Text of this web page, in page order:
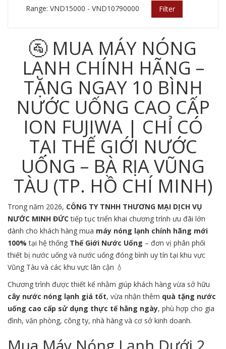
Range: VND15000 - VND10790000 Filter
🚰 MUA MÁY NÓNG
LẠNH CHÍNH HÃNG –
TẶNG NGAY 10 BÌNH
NƯỚC UỐNG CAO CẤP
ION FUJIWA | CHỈ CÓ
TẠI THẾ GIỚI NƯỚC
UỐNG – BÀ RỊA VŨNG
TÀU (TP. HỒ CHÍ MINH)
Trong năm 2026, CÔNG TY TNHH THƯƠNG MẠI DỊCH VỤ
NƯỚC MINH ĐỨCtiếp tục triển khai chương trình ưu đãi lớn
dành cho khách hàng mua máy nóng lạnh chính hãng mới
100% tại hệ thống Thế Giới Nước Uống – đơn vị phân phối
thiết bị nước uống và nước uống đóng bình uy tín tại khu vực
Vũng Tàu và các khu vực lân cận 💧
Chương trình được thiết kế nhằm giúp khách hàng vừa sở hữu
cây nước nóng lạnh giá tốt, vừa nhận thêm quà tặng nước
uống cao cấp sử dụng thực tế hằng ngày, phù hợp cho gia
đình, văn phòng, công ty, nhà hàng và cơ sở kinh doanh.